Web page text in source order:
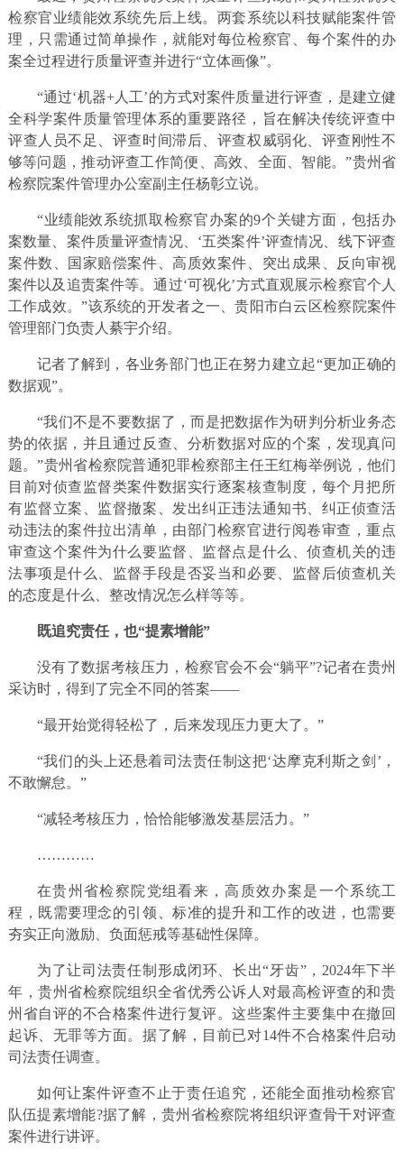
检察官业绩能效系统先后上线。两套系统以科技赋能案件管
理，只需通过简单操作，就能对每位检察官、每个案件的办
案全过程进行质量评查并进行“立体画像”。
“通过‘机器+人工’的方式对案件质量进行评查，是建立健
全科学案件质量管理体系的重要路径，旨在解决传统评查中
评查人员不足、评查时间滞后、评查权威弱化、评查刚性不
够等问题，推动评查工作简便、高效、全面、智能。”贵州省
检察院案件管理办公室副主任杨彰立说。
“业绩能效系统抓取检察官办案的9个关键方面，包括办
案数量、案件质量评查情况、‘五类案件’评查情况、线下评查
案件数、国家赔偿案件、高质效案件、突出成果、反向审视
案件以及追责案件等。通过‘可视化’方式直观展示检察官个人
工作成效。”该系统的开发者之一、贵阳市白云区检察院案件
管理部门负责人綦宇介绍。
记者了解到，各业务部门也正在努力建立起“更加正确的
数据观”。
“我们不是不要数据了，而是把数据作为研判分析业务态
势的依据，并且通过反查、分析数据对应的个案，发现真问
题。”贵州省检察院普通犯罪检察部主任王红梅举例说，他们
目前对侦查监督类案件数据实行逐案核查制度，每个月把所
有监督立案、监督撤案、发出纠正违法通知书、纠正侦查活
动违法的案件拉出清单，由部门检察官进行阅卷审查，重点
审查这个案件为什么要监督、监督点是什么、侦查机关的违
法事项是什么、监督手段是否妥当和必要、监督后侦查机关
的态度是什么、整改情况怎么样等等。
既追究责任，也“提素增能”
没有了数据考核压力，检察官会不会“躺平”?记者在贵州
采访时，得到了完全不同的答案——
“最开始觉得轻松了，后来发现压力更大了。”
“我们的头上还悬着司法责任制这把‘达摩克利斯之剑’，
不敢懈怠。”
“减轻考核压力，恰恰能够激发基层活力。”
…………
在贵州省检察院党组看来，高质效办案是一个系统工
程，既需要理念的引领、标准的提升和工作的改进，也需要
夯实正向激励、负面惩戒等基础性保障。
为了让司法责任制形成闭环、长出“牙齿”，2024年下半
年，贵州省检察院组织全省优秀公诉人对最高检评查的和贵
州省自评的不合格案件进行复评。这些案件主要集中在撤回
起诉、无罪等方面。据了解，目前已对14件不合格案件启动
司法责任调查。
如何让案件评查不止于责任追究，还能全面推动检察官
队伍提素增能?据了解，贵州省检察院将组织评查骨干对评查
案件进行讲评。